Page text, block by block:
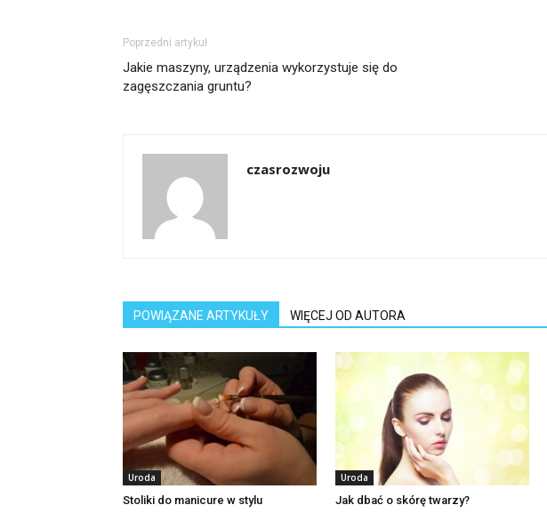
Poprzedni artykuł
Jakie maszyny, urządzenia wykorzystuje się do
zagęszczania gruntu?
czasrozwoju
POWIĄZANE ARTYKUŁY WIĘCEJ OD AUTORA
Uroda
Stoliki do manicure w stylu
Uroda
Jak dbać o skórę twarzy?